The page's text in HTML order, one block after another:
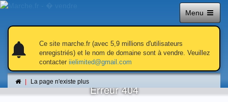
Menu
notifications
notifications
Ce site marche.fr (avec 5,9 millions d'utilisateurs
enregistriés) et le nom de domaine sont à vendre. Veuillez
contacter iielimited@gmail.com
La page n'existe plusLa page n'existe plus
Erreur 404